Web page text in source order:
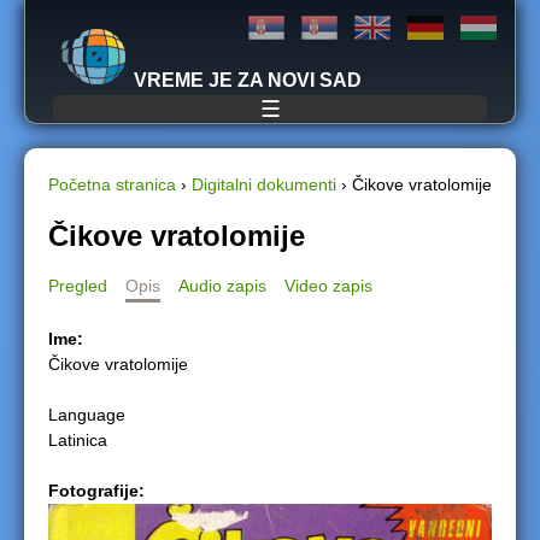
Jump to navigation
VREME JE ZA NOVI SAD
☰
Y
o
a
r
h
Početna stranica › Digitalni dokumenti › Čikove vratolomije
Čikove vratolomije
Pregled Opis Audio zapis Video zapis
Ime:
Čikove vratolomije
Language
Latinica
Fotografije: